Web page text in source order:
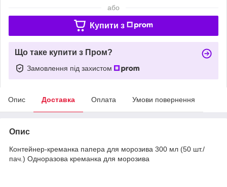
або
Купити з
Що таке купити з Пром?
Замовлення під захистом
Опис Доставка Оплата Умови повернення
Опис
Контейнер-креманка папера для морозива 300 мл (50 шт./
пач.) Одноразова креманка для морозива